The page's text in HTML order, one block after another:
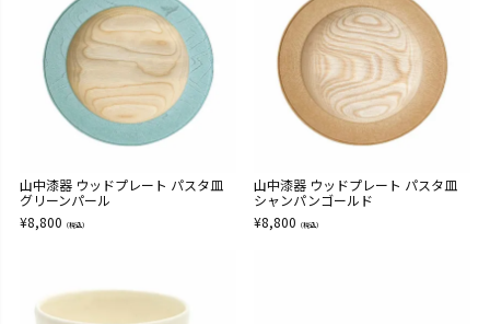
山中漆器 ウッドプレート パスタ皿
グリーンパール
¥8,800 （税込）
山中漆器 ウッドプレート パスタ皿
シャンパンゴールド
¥8,800 （税込）